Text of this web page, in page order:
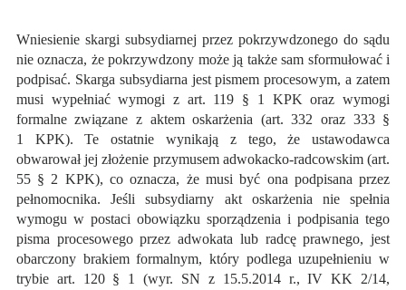
Wniesienie skargi subsydiarnej przez pokrzywdzonego do sądu
nie oznacza, że pokrzywdzony może ją także sam sformułować i
podpisać. Skarga subsydiarna jest pismem procesowym, a zatem
musi wypełniać wymogi z art. 119 § 1 KPK oraz wymogi
formalne związane z aktem oskarżenia (art. 332 oraz 333 §
1 KPK). Te ostatnie wynikają z tego, że ustawodawca
obwarował jej złożenie przymusem adwokacko-radcowskim (art.
55 § 2 KPK), co oznacza, że musi być ona podpisana przez
pełnomocnika. Jeśli subsydiarny akt oskarżenia nie spełnia
wymogu w postaci obowiązku sporządzenia i podpisania tego
pisma procesowego przez adwokata lub radcę prawnego, jest
obarczony brakiem formalnym, który podlega uzupełnieniu w
trybie art. 120 § 1 (wyr. SN z 15.5.2014 r., IV KK 2/14,